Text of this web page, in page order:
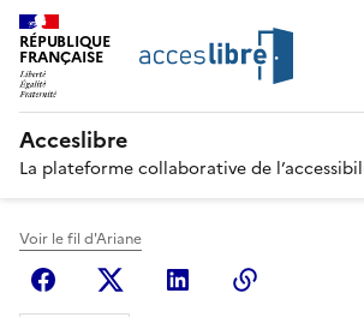
RÉPUBLIQUE
FRANÇAISE
Acceslibre
La plateforme collaborative de
Voir le fil d'Ariane
FacebookX (anciennement Twitter)
Linkedin